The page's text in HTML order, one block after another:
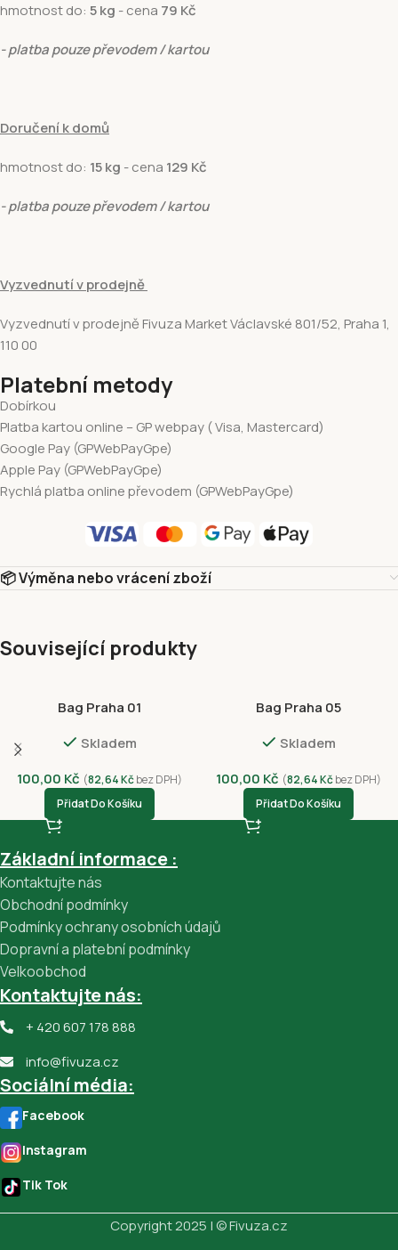
hmotnost do: 5 kg - cena 79 Kč
- platba pouze převodem / kartou
Doručení k domů
hmotnost do: 15 kg - cena 129 Kč
- platba pouze převodem / kartou
Vyzvednutí v prodejně
Vyzvednutí v prodejně Fivuza Market Václavské 801/52, Praha 1,
110 00
Platební metody
Dobírkou
Platba kartou online – GP webpay ( Visa, Mastercard)
Google Pay (GPWebPayGpe)
Apple Pay (GPWebPayGpe)
Rychlá platba online převodem (GPWebPayGpe)
📦 Výměna nebo vrácení zboží
Související produkty
Bag Praha 01
Skladem
100,00 Kč (82,64Kčbez DPH)
Přidat Do Košíku
Bag Praha 05
Skladem
100,00 Kč (82,64Kčbez DPH)
Přidat Do Košíku
Základní informace :
Kontaktujte nás
Obchodní podmínky
Podmínky ochrany osobních údajů
Dopravní a platební podmínky
Velkoobchod
Kontaktujte nás:
+ 420 607 178 888
info@fivuza.cz
Sociální média:
Facebook
Instagram
Tik Tok
Copyright 2025 | © Fivuza.cz